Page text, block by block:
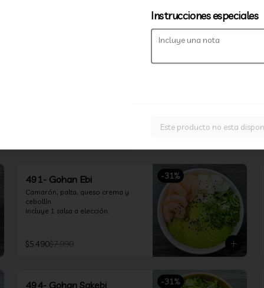
-37%
-31%
491- Gohan Ebi
Camarón, palta, queso crema y
cebollín
Incluye 1 salsa a elección.
$5.490$7.990
-31%
494- Gohan Sakebi
Instrucciones especiales
Este producto no esta